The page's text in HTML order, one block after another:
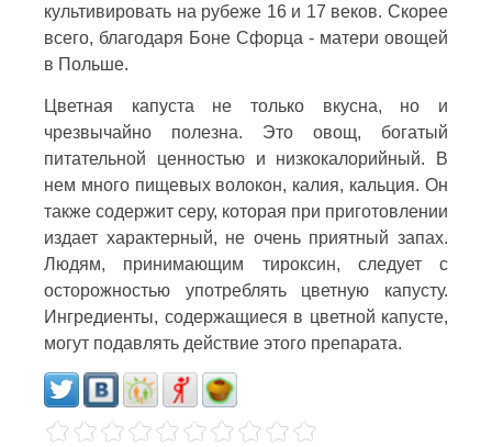
культивировать на рубеже 16 и 17 веков. Скорее
всего, благодаря Боне Сфорца - матери овощей
в Польше.
Цветная капуста не только вкусна, но и
чрезвычайно полезна. Это овощ, богатый
питательной ценностью и низкокалорийный. В
нем много пищевых волокон, калия, кальция. Он
также содержит серу, которая при приготовлении
издает характерный, не очень приятный запах.
Людям, принимающим тироксин, следует с
осторожностью употреблять цветную капусту.
Ингредиенты, содержащиеся в цветной капусте,
могут подавлять действие этого препарата.